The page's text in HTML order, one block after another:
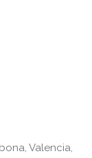
Valencia,